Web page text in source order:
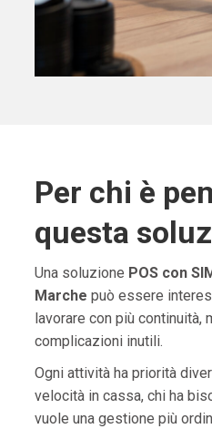
Per chi è
questa
Una soluzione POS con
Marche può essere
lavorare con più continuità,
complicazioni inutili.
Ogni attività ha priorità
velocità in cassa, chi ha
vuole una gestione più